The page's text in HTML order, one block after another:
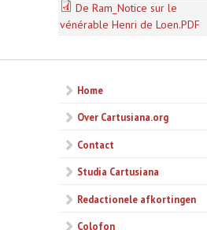
De Ram_Notice sur le
vénérable Henri de Loen.PDF
Home
Over Cartusiana.org
Contact
Studia Cartusiana
Redactionele afkortingen
Colofon